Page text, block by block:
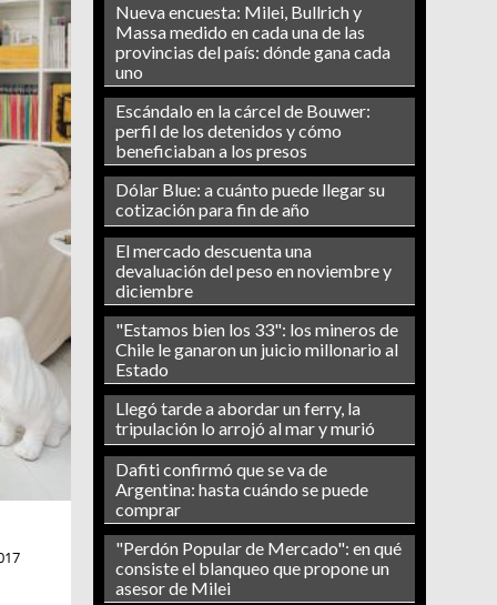
Nueva encuesta: Milei, Bullrich y
Massa medido en cada una de las
provincias del país: dónde gana cada
uno
Escándalo en la cárcel de Bouwer:
perfil de los detenidos y cómo
beneficiaban a los presos
Dólar Blue: a cuánto puede llegar su
cotización para fin de año
El mercado descuenta una
devaluación del peso en noviembre y
diciembre
"Estamos bien los 33": los mineros de
Chile le ganaron un juicio millonario al
Estado
Llegó tarde a abordar un ferry, la
tripulación lo arrojó al mar y murió
Dafiti confirmó que se va de
Argentina: hasta cuándo se puede
comprar
"Perdón Popular de Mercado": en qué
consiste el blanqueo que propone un
asesor de Milei